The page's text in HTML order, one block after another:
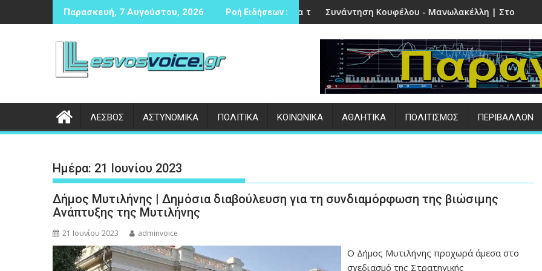
στο
Παρασκευή, 7 Αυγούστου, 2026 Ροή Ειδήσεων :
Δικογραφία σε βάρος 23χρονου ημεδαπού για τροχαίο στην ΠέτραΣυνάντηση Κουφέλου - Μανωλακέλλη | Στο επίκεντρο το παλιό
Επιτυχημένες οι
ΛΕΣΒΟΣ ΑΣΤΥΝΟΜΙΚΑ ΠΟΛΙΤΙΚΑ ΚΟΙΝΩΝΙΚΑ ΑΘΛΗΤΙΚΑ ΠΟΛΙΤΙΣΜΟΣ ΠΕΡΙΒΑΛΛΟΝ
Ημέρα: 21 Ιουνίου 2023
Δήμος Μυτιλήνης | Δημόσια διαβούλευση για τη συνδιαμόρφωση της βιώσιμης
Ανάπτυξης της Μυτιλήνης
21 Ιουνίου 2023 adminvoice
Ο Δήμος Μυτιλήνης προχωρά άμεσα στο
σχεδιασμό της Στρατηγικής